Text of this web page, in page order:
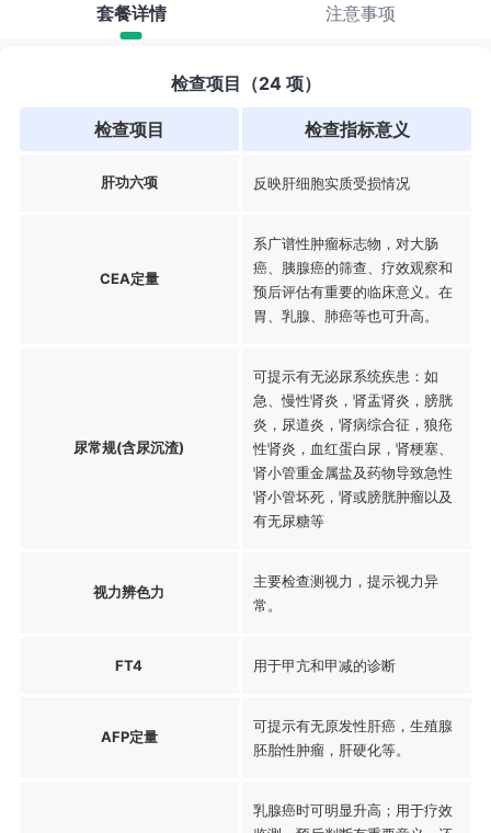
套餐详情 注意事项
检查项目（24 项）
检查项目 检查指标意义
肝功六项 反映肝细胞实质受损情况
CEA定量
系广谱性肿瘤标志物，对大肠
癌、胰腺癌的筛查、疗效观察和
预后评估有重要的临床意义。在
胃、乳腺、肺癌等也可升高。
尿常规(含尿沉渣)
可提示有无泌尿系统疾患：如
急、慢性肾炎，肾盂肾炎，膀胱
炎，尿道炎，肾病综合征，狼疮
性肾炎，血红蛋白尿，肾梗塞、
肾小管重金属盐及药物导致急性
肾小管坏死，肾或膀胱肿瘤以及
有无尿糖等
视力辨色力
主要检查测视力，提示视力异
常。
FT4 用于甲亢和甲减的诊断
AFP定量
可提示有无原发性肝癌，生殖腺
胚胎性肿瘤，肝硬化等。
乳腺癌时可明显升高；用于疗效